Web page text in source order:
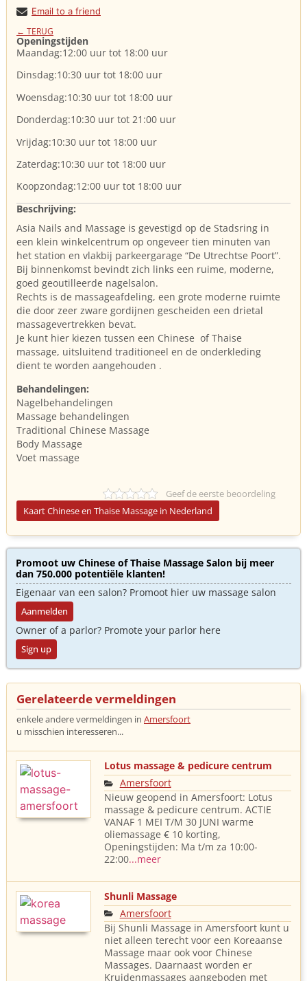
Email to a friend
← TERUG
Openingstijden
Maandag:12:00 uur tot 18:00 uur
Dinsdag:10:30 uur tot 18:00 uur
Woensdag:10:30 uur tot 18:00 uur
Donderdag:10:30 uur tot 21:00 uur
Vrijdag:10:30 uur tot 18:00 uur
Zaterdag:10:30 uur tot 18:00 uur
Koopzondag:12:00 uur tot 18:00 uur
Beschrijving:
Asia Nails and Massage is gevestigd op de Stadsring in
een klein winkelcentrum op ongeveer tien minuten van
het station en vlakbij parkeergarage “De Utrechtse Poort”.
Bij binnenkomst bevindt zich links een ruime, moderne,
goed geoutilleerde nagelsalon.
Rechts is de massageafdeling, een grote moderne ruimte
die door zeer zware gordijnen gescheiden een drietal
massagevertrekken bevat.
Je kunt hier kiezen tussen een Chinese of Thaise
massage, uitsluitend traditioneel en de onderkleding
dient te worden aangehouden .
Behandelingen:
Nagelbehandelingen
Massage behandelingen
Traditional Chinese Massage
Body Massage
Voet massage
Geef de eerste beoordeling
Kaart Chinese en Thaise Massage in Nederland
Promoot uw Chinese of Thaise Massage Salon bij meer
dan 750.000 potentiële klanten!
Eigenaar van een salon? Promoot hier uw massage salon
Aanmelden
Owner of a parlor? Promote your parlor here
Sign up
Gerelateerde vermeldingen
enkele andere vermeldingen in Amersfoort
u misschien interesseren...
Lotus massage & pedicure centrum
Amersfoort
Nieuw geopend in Amersfoort: Lotus
massage & pedicure centrum. ACTIE
VANAF 1 MEI T/M 30 JUNI warme
oliemassage € 10 korting,
Openingstijden: Ma t/m za 10:00-
22:00...meer
Shunli Massage
Amersfoort
Bij Shunli Massage in Amersfoort kunt u
niet alleen terecht voor een Koreaanse
Massage maar ook voor Chinese
Massages. Daarnaast worden er
Kruidenmassages aangeboden met